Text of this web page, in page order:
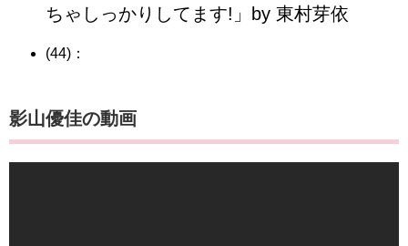
ちゃしっかりしてます!」by 東村芽依
(44)：
影山優佳の動画